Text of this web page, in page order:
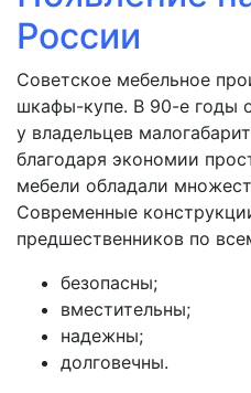
России
Советское мебельное
шкафы-купе. В 90-е годы
у владельцев
благодаря экономии
мебели обладали
Современные
предшественников по
безопасны;
вместительны;
надежны;
долговечны.